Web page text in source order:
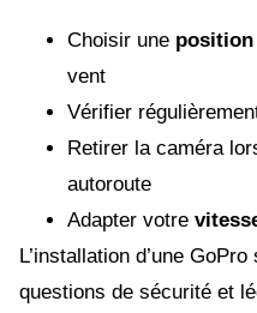
Choisir une
vent
Vérifier
Retirer la caméra
autoroute
Adapter votre
L’installation d’une
questions de sécurité et